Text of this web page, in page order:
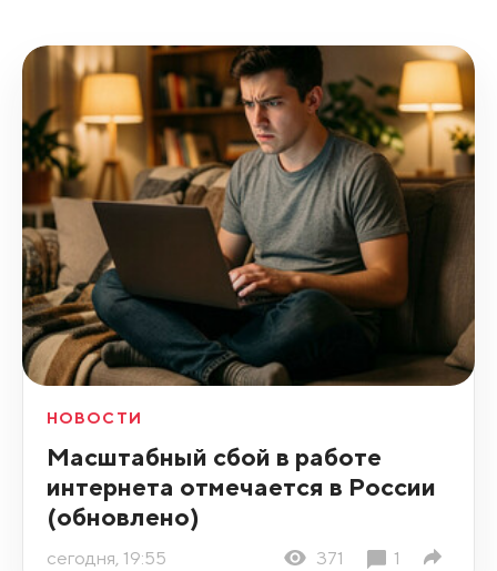
НОВОСТИ
Масштабный сбой в работе
интернета отмечается в России
(обновлено)
сегодня, 19:55 371 1